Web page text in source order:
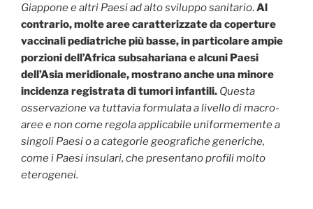
Giappone e altri Paesi ad alto sviluppo sanitario.Al
contrario, molte aree caratterizzate da coperture
vaccinali pediatriche più basse, in particolare ampie
porzioni dell’Africa subsahariana e alcuni Paesi
dell’Asia meridionale, mostrano anche una minore
incidenza registrata di tumori infantili. Questa
osservazione va tuttavia formulata a livello di macro-
aree e non come regola applicabile uniformemente a
singoli Paesi o a categorie geografiche generiche,
come i Paesi insulari, che presentano profili molto
eterogenei.